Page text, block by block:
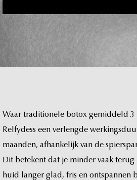
Waar traditionele botox gemiddeld 3
Relfydess een verlengde
maanden, afhankelijk van de
Dit betekent dat je minder vaak terug
huid
langer glad, fris en ontspannen